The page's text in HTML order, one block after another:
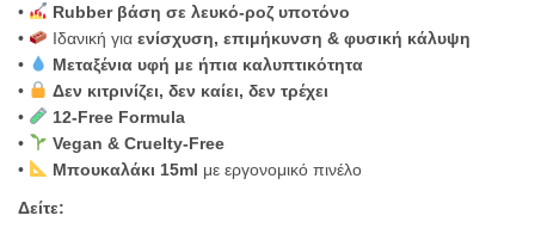
•
Rubber βάση σε λευκό-ροζ υποτόνο
•
Ιδανική για ενίσχυση, επιμήκυνση & φυσική κάλυψη
•
Μεταξένια υφή με ήπια καλυπτικότητα
•
Δεν κιτρινίζει, δεν καίει, δεν τρέχει
•
12-Free Formula
•
Vegan & Cruelty-Free
•
Μπουκαλάκι 15ml με εργονομικό πινέλο
Δείτε: